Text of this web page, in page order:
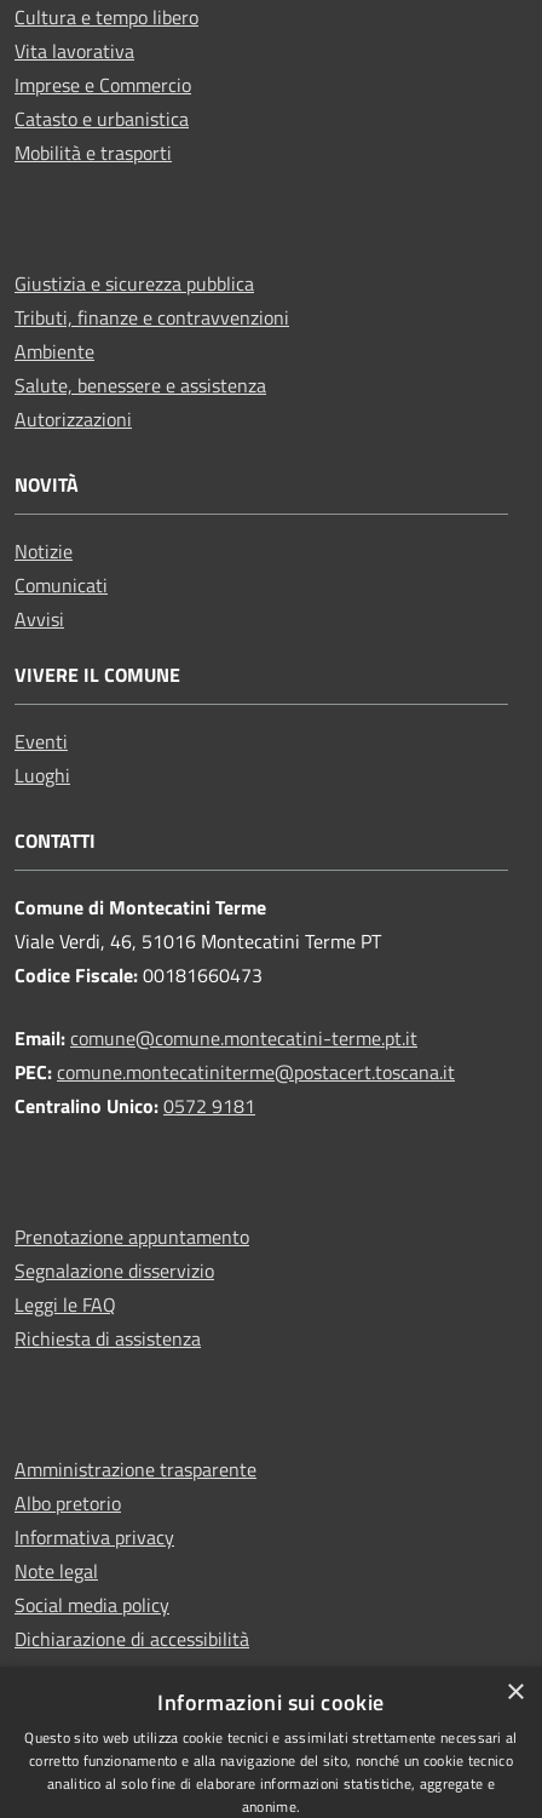
Cultura e tempo libero
Vita lavorativa
Imprese e Commercio
Catasto e urbanistica
Mobilità e trasporti
Giustizia e sicurezza pubblica
Tributi, finanze e contravvenzioni
Ambiente
Salute, benessere e assistenza
Autorizzazioni
NOVITÀ
Notizie
Comunicati
Avvisi
VIVERE IL COMUNE
Eventi
Luoghi
CONTATTI
Comune di Montecatini Terme
Viale Verdi, 46, 51016 Montecatini Terme PT
Codice Fiscale:00181660473
Email:comune@comune.montecatini-terme.pt.it
PEC:comune.montecatiniterme@postacert.toscana.it
Centralino Unico:0572 9181
Prenotazione appuntamento
Segnalazione disservizio
Leggi le FAQ
Richiesta di assistenza
Amministrazione trasparente
Albo pretorio
Informativa privacy
Note legal
Social media policy
Dichiarazione di accessibilità
RSS
Accessibilità
Copyright © 2025 Comune di
Montecatini Terme
×
Informazioni sui cookie
Questo sito web utilizza cookie tecnici e assimilati strettamente necessari al
corretto funzionamento e alla navigazione del sito, nonché un cookie tecnico
analitico al solo fine di elaborare informazioni statistiche, aggregate e
anonime.